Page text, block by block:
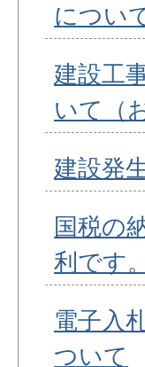
につい
建設工
いて（
建設発
国税の
利です。
電子入
ついて